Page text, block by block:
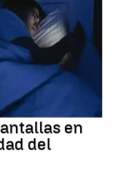
en
del